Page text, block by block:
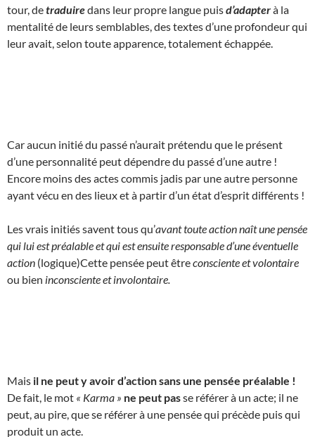
tour, detraduiredans leur propre langue puisd’adapterà la
mentalité de leurs semblables, des textes d’une profondeur qui
leur avait, selon toute apparence, totalement échappée.
Car aucun initié du passé n’aurait prétendu que le présent
d’une personnalité peut dépendre du passé d’une autre !
Encore moins des actes commis jadis par une autre personne
ayant vécu en des lieux et à partir d’un état d’esprit différents !
Les vrais initiés savent tous qu’avant toute action naît une pensée
qui lui est préalable et qui est ensuite responsable d’une éventuelle
action (logique)Cette pensée peut êtreconsciente et volontaire
ou bien inconsciente et involontaire.
Mais il ne peut y avoir d’action sans une pensée préalable !
De fait, le mot « Karma » ne peut passe référer à un acte; il ne
peut, au pire, que se référer à une pensée qui précède puis qui
produit un acte.